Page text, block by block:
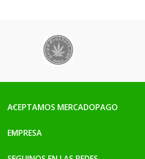
ACEPTAMOS MERCADOPAGO
EMPRESA